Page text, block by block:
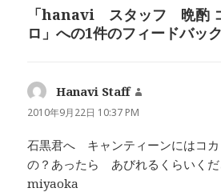
「hanavi スタッフ 晩酌
ロ」への1件のフィードバック
Hanavi Staff
2010年9月22日 10:37 PM
石黒君へ キャンティーンにはコカ
の？あったら あびれるくらいく
miyaoka